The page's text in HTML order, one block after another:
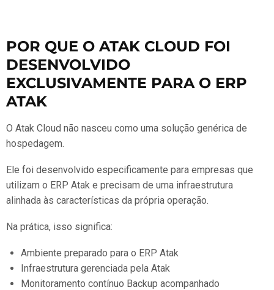
POR QUE O ATAK CLOUD FOI
DESENVOLVIDO
EXCLUSIVAMENTE PARA O ERP
ATAK
O Atak Cloud não nasceu como uma solução genérica de
hospedagem.
Ele foi desenvolvido especificamente para empresas que
utilizam o ERP Atak e precisam de uma infraestrutura
alinhada às características da própria operação.
Na prática, isso significa:
Ambiente preparado para o ERP Atak
Infraestrutura gerenciada pela Atak
Monitoramento contínuo Backup acompanhado